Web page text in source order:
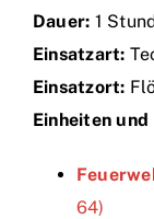
Technik
Dauer: 1
Einsatzart:
Einsatzort:
Einheiten
64)